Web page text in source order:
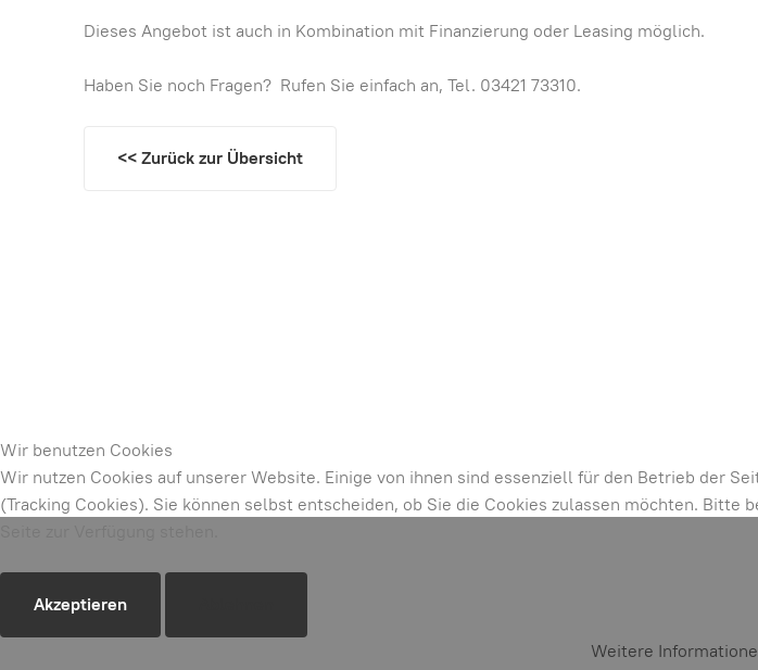
Dieses Angebot ist auch in Kombination mit Finanzierung oder Leasing möglich.
Haben Sie noch Fragen? Rufen Sie einfach an, Tel. 03421 73310.
<< Zurück zur Übersicht
Wir benutzen Cookies
Wir nutzen Cookies auf unserer Website. Einige von ihnen sind essenziell für den Betrieb der
(Tracking Cookies). Sie können selbst entscheiden, ob Sie die Cookies zulassen möchten.
Akzeptieren
Weitere